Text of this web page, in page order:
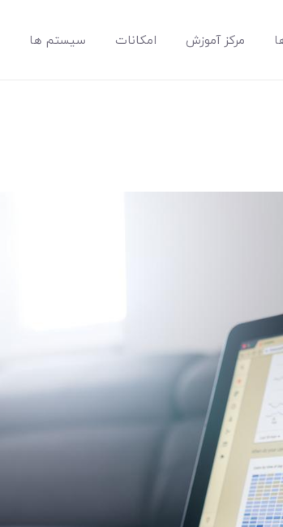
مرکز آموزش امکانات سیستم ها
آموزش
امکانات
ها
محصولات